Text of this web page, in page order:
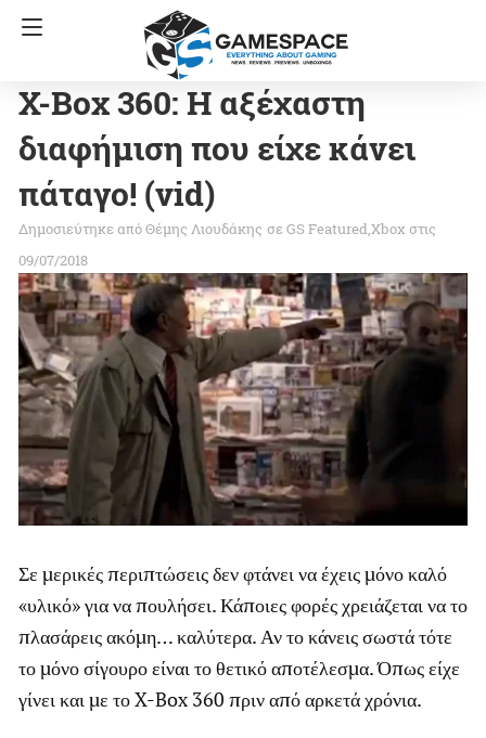
X-Box 360: Η αξέχαστη
διαφήμιση που είχε κάνει
πάταγο! (vid)
Θέμης Λιουδάκης σε GS FeaturedXbox στις
09/07/2018
Σε μερικές περιπτώσεις δεν φτάνει να έχεις μόνο καλό
«υλικό» για να πουλήσει. Κάποιες φορές χρειάζεται να το
πλασάρεις ακόμη… καλύτερα. Αν το κάνεις σωστά τότε
το μόνο σίγουρο είναι το θετικό αποτέλεσμα. Όπως είχε
γίνει και με το X-Box 360 πριν από αρκετά χρόνια.